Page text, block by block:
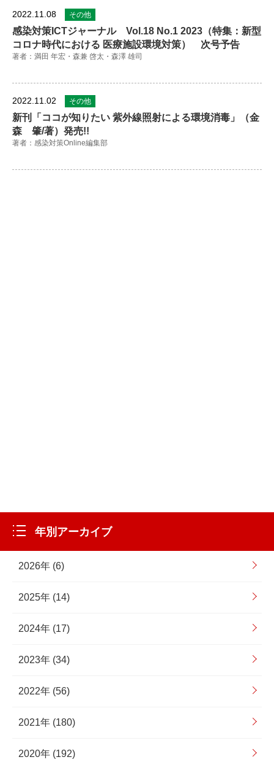
2022.11.08 その他
感染対策ICTジャーナル Vol.18 No.1 2023（特集：新型
コロナ時代における 医療施設環境対策） 次号予告
著者：満田 年宏・森兼 啓太・森澤 雄司
2022.11.02 その他
新刊「ココが知りたい 紫外線照射による環境消毒」（金
森 肇/著）発売!!
著者：感染対策Online編集部
年別アーカイブ
2026年 (6)
2025年 (14)
2024年 (17)
2023年 (34)
2022年 (56)
2021年 (180)
2020年 (192)